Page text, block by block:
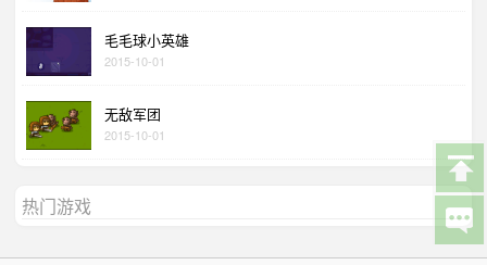
毛毛球小英雄
2015-10-01
无敌军团
2015-10-01
热门游戏